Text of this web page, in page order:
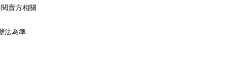
賣方相關
法為準